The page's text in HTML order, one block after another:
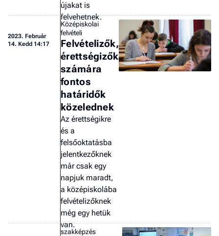
újakat is
felvehetnek.
2023. Február
14. Kedd 14:17
Középiskolai
felvételi
Felvételizők,
érettségizők
számára
fontos
határidők
közelednek
Az érettségikre
és a
felsőoktatásba
jelentkezőknek
már csak egy
napjuk maradt,
a középiskolába
felvételizőknek
még egy hetük
van.
szakképzés